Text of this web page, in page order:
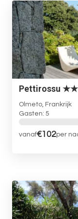
Pettirossu
Olmeto, Frankrijk
Gasten: 5
vanaf€102per